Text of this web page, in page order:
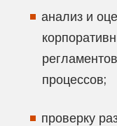
анализ и
процессов;
проверку